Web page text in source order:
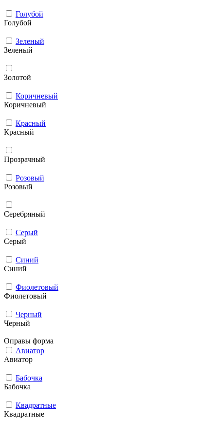
Голубой
Голубой
Зеленый
Зеленый
Золотой
Коричневый
Коричневый
Красный
Красный
Прозрачный
Розовый
Розовый
Серебряный
Серый
Серый
Синий
Синий
Фиолетовый
Фиолетовый
Черный
Черный
Оправы форма
Авиатор
Авиатор
Бабочка
Бабочка
Квадратные
Квадратные